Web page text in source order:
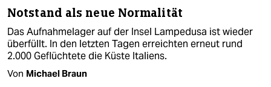
Notstand als neue Normalität
Das Aufnahmelager auf der Insel Lampedusa ist wieder
überfüllt. In den letzten Tagen erreichten erneut rund
2.000 Geflüchtete die Küste Italiens.
Von Michael Braun